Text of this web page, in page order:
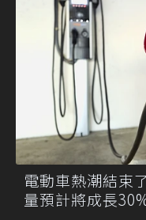
電動車熱潮結束
量預計將成長